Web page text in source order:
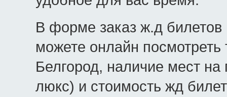
В форме заказ ж.д билетов
можете онлайн посмотреть
Белгород, наличие мест на
люкс) и стоимость жд